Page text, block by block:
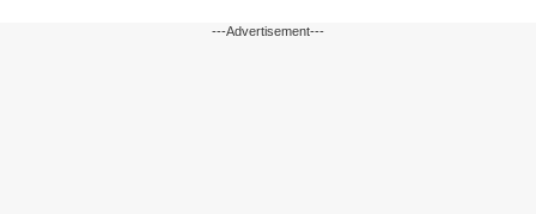
---Advertisement---